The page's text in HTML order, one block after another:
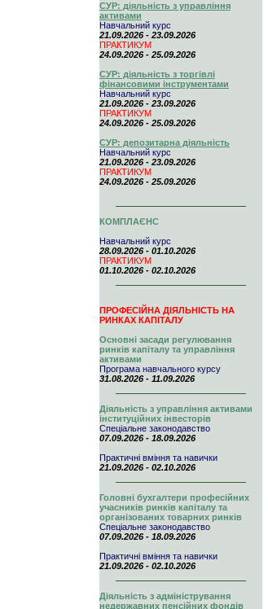
СУР: діяльність з управління
активами
Навчальний курс
21.09.2026 - 23.09.2026
ПРАКТИКУМ
24.09.2026 - 25.09.2026
СУР: діяльність з торгівлі
фінансовими інструментами
Навчальний курс
21.09.2026 - 23.09.2026
ПРАКТИКУМ
24.09.2026 - 25.09.2026
СУР: депозитарна діяльність
Навчальний курс
21.09.2026 - 23.09.2026
ПРАКТИКУМ
24.09.2026 - 25.09.2026
КОМПЛАЄНС
Навчальний курс
28.09.2026 - 01.10.2026
ПРАКТИКУМ
01.10.2026 - 02.10.2026
ПРОФЕСІЙНА ДІЯЛЬНІСТЬ НА
РИНКАХ КАПІТАЛУ
Основні засади регулювання
ринків капіталу та управління
активами
Програма навчального курсу
31.08.2026 - 11.09.2026
Діяльність з управління активами
інституційних інвесторів
Спеціальне законодавство
07.09.2026 - 18.09.2026
Практичні вміння та навички
21.09.2026 - 02.10.2026
Головні бухгалтери професійних
учасників ринків капіталу та
організованих товарних ринків
Спеціальне законодавство
07.09.2026 - 18.09.2026
Практичні вміння та навички
21.09.2026 - 02.10.2026
Діяльність з адміністрування
недержавних пенсійних фондів